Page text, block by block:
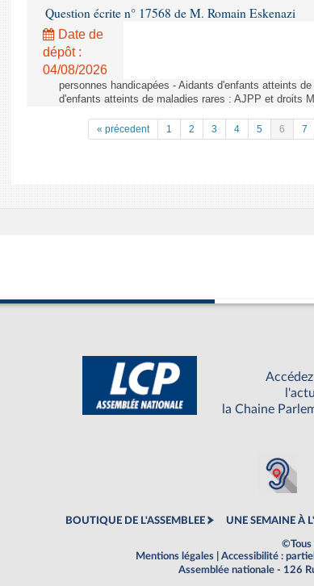
Question écrite n° 17568 de M. Romain Eskenazi
Date de
dépôt :
04/08/2026
personnes handicapées - Aidants d'enfants atteints
d'enfants atteints de maladies rares : AJPP et droits
« précedent 1 2 3 4 5 6 7
la Chaine
BOUTIQUE DE L'ASSEMBLEE UNE SEMAINE À
©Tous
Mentions légales
Accessibilité :
Assemblée nationale - 126